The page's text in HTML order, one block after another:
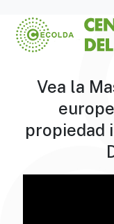
Vea la
propiedad